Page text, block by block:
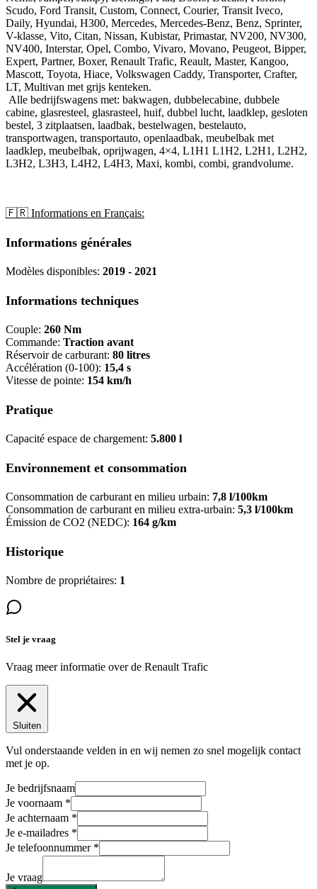
Scudo, Ford Transit, Custom, Connect, Courier, Transit Iveco,
Daily, Hyundai, H300, Mercedes, Mercedes-Benz, Benz, Sprinter,
V-klasse, Vito, Citan, Nissan, Kubistar, Primastar, NV200, NV300,
NV400, Interstar, Opel, Combo, Vivaro, Movano, Peugeot, Bipper,
Expert, Partner, Boxer, Renault Trafic, Reault, Master, Kangoo,
Mascott, Toyota, Hiace, Volkswagen Caddy, Transporter, Crafter,
LT, Multivan met grijs kenteken.
Alle bedrijfswagens met: bakwagen, dubbelecabine, dubbele
cabine, glasresteel, glasrasteel, huif, dubbel lucht, laadklep, gesloten
bestel, 3 zitplaatsen, laadbak, bestelwagen, bestelauto,
transportwagen, transportauto, openlaadbak, meubelbak met
laadklep, meubelbak, oprijwagen, 4×4, L1H1 L1H2, L2H1, L2H2,
L3H2, L3H3, L4H2, L4H3, Maxi, kombi, combi, grandvolume.
🇫🇷 Informations en Français:
Informations générales
Modèles disponibles: 2019 - 2021
Informations techniques
Couple: 260 Nm
Commande: Traction avant
Réservoir de carburant: 80 litres
Accélération (0-100): 15,4 s
Vitesse de pointe: 154 km/h
Pratique
Capacité espace de chargement: 5.800 l
Environnement et consommation
Consommation de carburant en milieu urbain: 7,8 l/100km
Consommation de carburant en milieu extra-urbain: 5,3 l/100km
Émission de CO2 (NEDC): 164 g/km
Historique
Nombre de propriétaires: 1
Stel je vraag
Vraag meer informatie over de Renault Trafic
Sluiten
Vul onderstaande velden in en wij nemen zo snel mogelijk contact
met je op.
Je bedrijfsnaam
Je voornaam
Je achternaam
Je e-mailadres
Je telefoonnummer
Je vraag